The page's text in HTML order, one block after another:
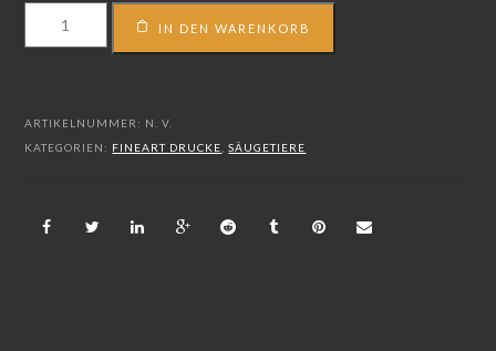
Menge
IN DEN WARENKORB
ARTIKELNUMMER: N. V.
KATEGORIEN: FINEART DRUCKE ,SÄUGETIERE